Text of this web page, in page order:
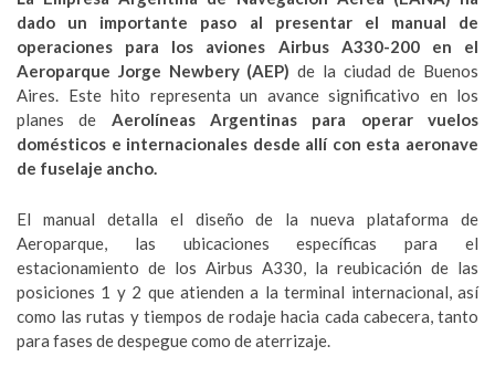
dado un importante paso al presentar el manual de
operaciones para los aviones Airbus A330-200 en el
Aeroparque Jorge Newbery (AEP) de la ciudad de Buenos
Aires. Este hito representa un avance significativo en los
planes de Aerolíneas Argentinas para operar vuelos
domésticos e internacionales desde allí con esta aeronave
de fuselaje ancho.
El manual detalla el diseño de la nueva plataforma de
Aeroparque, las ubicaciones específicas para el
estacionamiento de los Airbus A330, la reubicación de las
posiciones 1 y 2 que atienden a la terminal internacional, así
como las rutas y tiempos de rodaje hacia cada cabecera, tanto
para fases de despegue como de aterrizaje.